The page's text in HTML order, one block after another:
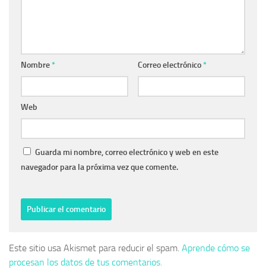
Nombre* Correo electrónico*
Web
Guarda mi nombre, correo electrónico y web en este
navegador para la próxima vez que comente.
Este sitio usa Akismet para reducir el spam. Aprende cómo se
procesan los datos de tus comentarios.